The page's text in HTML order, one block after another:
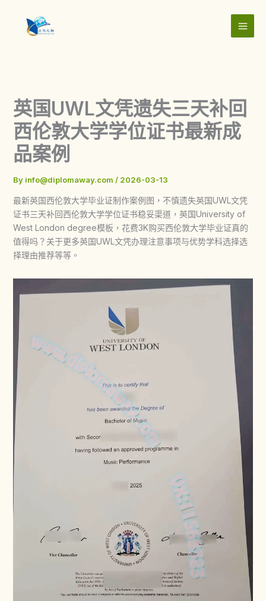
content
英国UWL文凭遗失三天补回
西伦敦大学学位证书最新成
品案例
By info@diplomaway.com / 2026-03-13
最新英国西伦敦大学毕业证制作案例图，不慎遗失英国UWL文凭
证书三天补回西伦敦大学学位证书稳妥渠道，英国University of
West London degree模板，花费3K购买西伦敦大学毕业证真的
值得吗？关于更多英国UWL文凭办理注意事项与优势学科选择选
择理由推荐等等。